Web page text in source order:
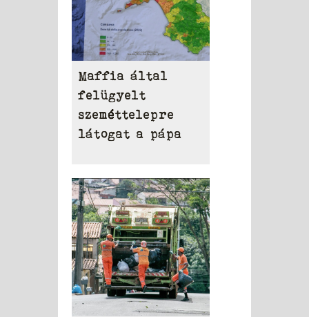
Maffia által
felügyelt
szeméttelepre
látogat a pápa